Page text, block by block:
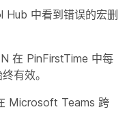
中看到错误的宏删
在 PinFirstTime 中每
有效。
Microsoft Teams 跨